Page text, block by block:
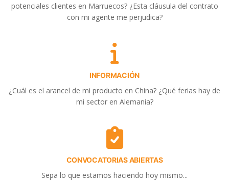
potenciales clientes en Marruecos? ¿Esta cláusula del contrato
con mi agente me perjudica?
INFORMACIÓN
¿Cuál es el arancel de mi producto en China? ¿Qué ferias hay de
mi sector en Alemania?
CONVOCATORIAS ABIERTAS
Sepa lo que estamos haciendo hoy mismo...